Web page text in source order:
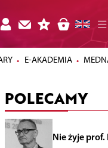
E-AKADEMIA
POLECAMY
Nie żyje